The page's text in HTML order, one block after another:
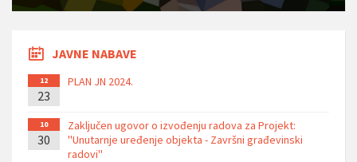
JAVNE NABAVE
12
23
PLAN JN 2024.
10
30
Zaključen ugovor o izvođenju radova za Projekt:
''Unutarnje uređenje objekta - Završni građevinski
radovi''